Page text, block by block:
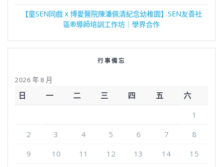
【童SEN同戲 x 博愛醫院陳潘佩清紀念幼稚園】SEN友善社
區®導師培訓工作坊｜學界合作
行事備忘
2026 年 8 月
日 一 二 三 四 五
六
1
2
3 4 5 6 7
8
9
10 11 12 13 14
15